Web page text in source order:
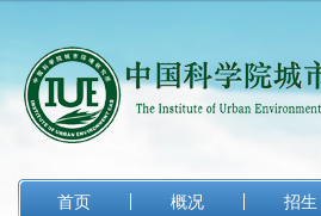
首页 概况 招生